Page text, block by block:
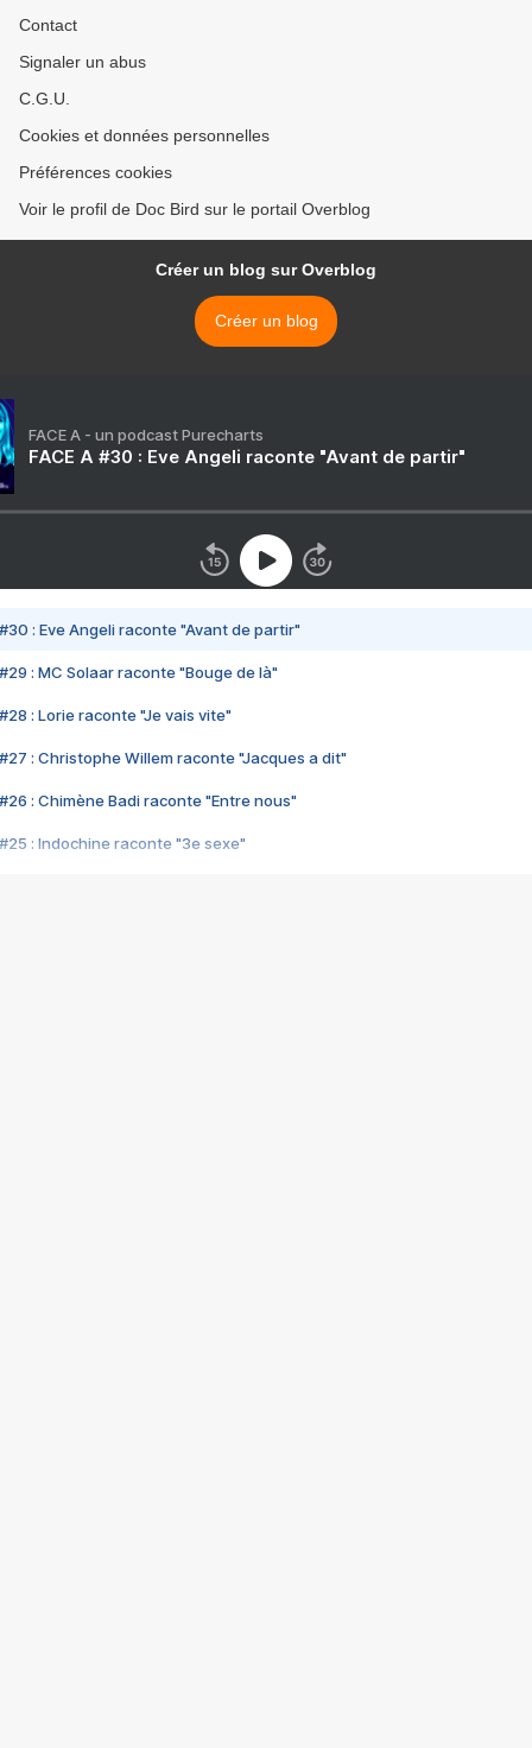
Contact
Signaler un abus
C.G.U.
Cookies et données personnelles
Préférences cookies
Voir le profil de Doc Bird sur le portail Overblog
Créer un blog sur Overblog
Créer un blog
FACE A - un podcast Purecharts
FACE A #30 : Eve Angeli raconte "Avant de partir"
#30 : Eve Angeli raconte "Avant de partir"
#29 : MC Solaar raconte "Bouge de là"
#28 : Lorie raconte "Je vais vite"
#27 : Christophe Willem raconte "Jacques a dit"
#26 : Chimène Badi raconte "Entre nous"
#25 : Indochine raconte "3e sexe"